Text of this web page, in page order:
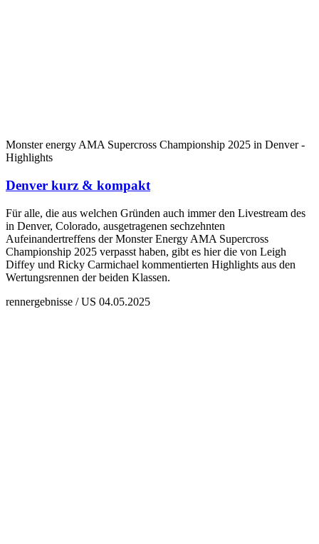
Monster energy AMA Supercross Championship 2025 in Denver -
Highlights
Denver kurz & kompakt
Für alle, die aus welchen Gründen auch immer den Livestream des
in Denver, Colorado, ausgetragenen sechzehnten
Aufeinandertreffens der Monster Energy AMA Supercross
Championship 2025 verpasst haben, gibt es hier die von Leigh
Diffey und Ricky Carmichael kommentierten Highlights aus den
Wertungsrennen der beiden Klassen.
rennergebnisse / US 04.05.2025